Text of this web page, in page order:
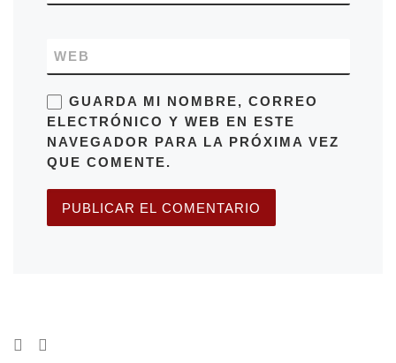
WEB
GUARDA MI NOMBRE, CORREO
ELECTRÓNICO Y WEB EN ESTE
NAVEGADOR PARA LA PRÓXIMA VEZ
QUE COMENTE.